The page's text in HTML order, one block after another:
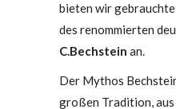
bieten wir
des renommierten
C.Bechstein an.
Der Mythos
großen Tradition,